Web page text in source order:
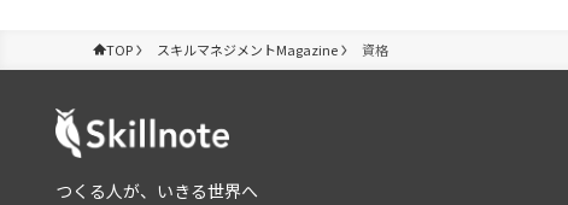
TOP スキルマネジメントMagazine 資格
つくる人が、いきる世界へ